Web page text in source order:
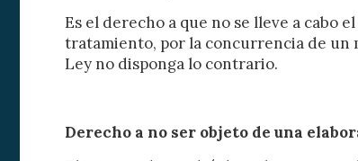
Es el derecho a que no se lleve a cabo
tratamiento, por la concurrencia de un
Ley no disponga lo contrario.
Derecho a no ser objeto de una